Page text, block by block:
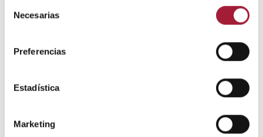
Necesarias
Preferencias
Estadística
Marketing
Española de Dermatología y Venereología, 2015.
<http://fundacionpielsana.es/estetica/Las-estrias-